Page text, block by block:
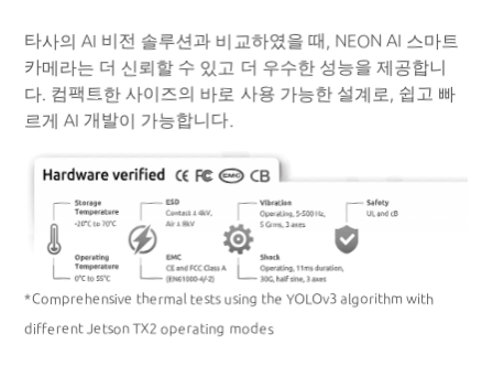
타사의 AI 비전 솔루션과 비교하였을 때, NEON AI 스마트
카메라는 더 신뢰할 수 있고 더 우수한 성능을 제공합니
다. 컴팩트한 사이즈의 바로 사용 가능한 설계로, 쉽고 빠
르게 AI 개발이 가능합니다.
*Comprehensive thermal tests using the YOLOv3 algorithm with
different Jetson TX2 operating modes